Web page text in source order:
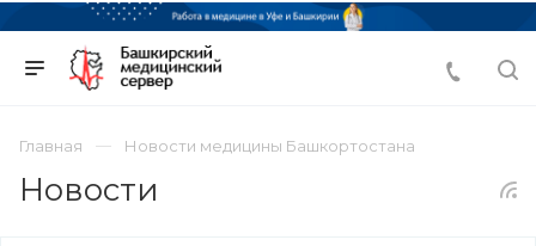
Главная Новости медицины Башкортостана
Новости